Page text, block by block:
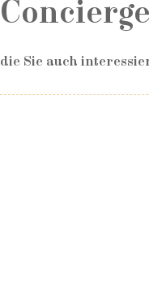
die Sie auch